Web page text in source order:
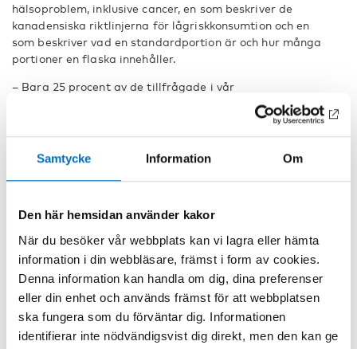
Samtycke Information Om
Den här hemsidan använder kakor
När du besöker vår webbplats kan vi lagra eller hämta
information i din webbläsare, främst i form av cookies.
Denna information kan handla om dig, dina preferenser
eller din enhet och används främst för att webbplatsen
ska fungera som du förväntar dig. Informationen
identifierar inte nödvändigsvist dig direkt, men den kan ge
hälsoproblem, inklusive cancer, en som beskriver de
kanadensiska riktlinjerna för lågriskkonsumtion och en
som beskriver vad en standardportion är och hur många
portioner en flaska innehåller.
– Bara 25 procent av de tillfrågade i vår
bakgrundsundersökning visste att alkohol ökar risken för
cancer, därför tyckte vi att den varningsetiketten var
berättigad. Endast en fjärdedel visste om riktlinjerna för
lågriskkonsumtion och en lika liten del visste vad en
standardportion är.
Blodig strid utkämpades
kunskapsnivån, attityderna, stödet för märkning av
alkoholprodukter och förändringar på beteendet.
Territoriet Yukon valdes eftersom det har den högsta
försäljningen av alkohol per person, och en av de högsta
frekvenserna av cancer i Kanada.
Alkoholindustrins intrång i forskningen liknar Stockwell